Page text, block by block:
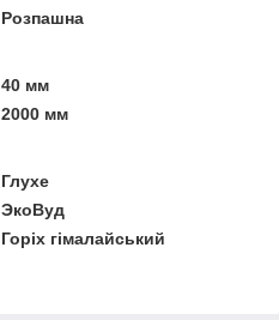
Розпашна
40 мм
2000 мм
Глухе
ЭкоВуд
Горіх гімалайський